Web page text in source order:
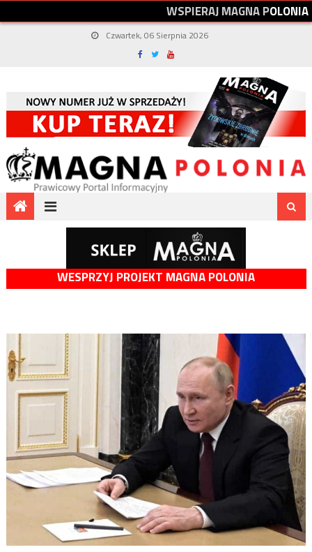
WSPIERAJMAGNAPOLONIA
Czwartek, 06 Sierpnia 2026
WESPRZYJ PROJEKT MAGNA POLONIA